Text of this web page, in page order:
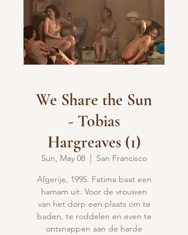
We Share the Sun
- Tobias
Hargreaves (1)
Sun, May 08
  |
San Francisco
Algerije, 1995. Fatima baat een
hamam uit. Voor de vrouwen
van het dorp een plaats om te
baden, te roddelen en even te
ontsnappen aan de harde